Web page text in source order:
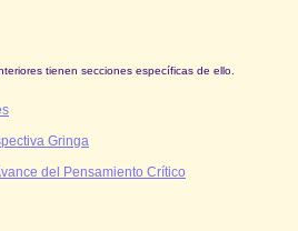
tienen secciones específicas de ello.
Gringa
del Pensamiento Crítico